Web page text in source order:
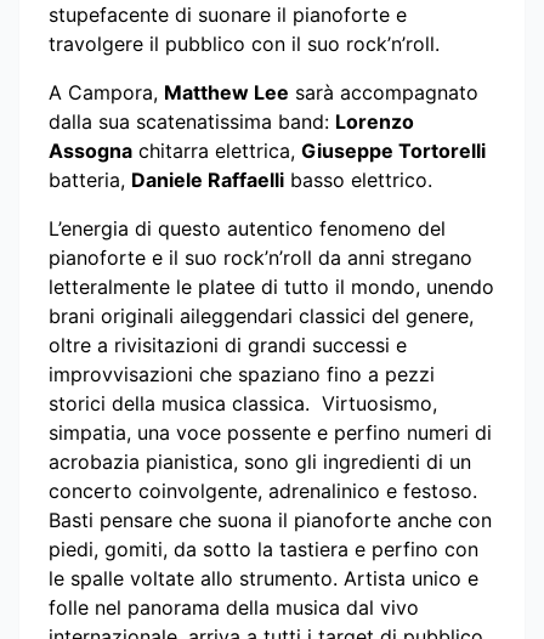
stupefacente di suonare il pianoforte e
travolgere il pubblico con il suo rock’n’roll.
A Campora, Matthew Lee sarà accompagnato
dalla sua scatenatissima band: Lorenzo
Assogna chitarra elettrica, Giuseppe Tortorelli
batteria, Daniele Raffaelli basso elettrico.
L’energia di questo autentico fenomeno del
pianoforte e il suo rock’n’roll da anni stregano
letteralmente le platee di tutto il mondo, unendo
brani originali aileggendari classici del genere,
oltre a rivisitazioni di grandi successi e
improvvisazioni che spaziano fino a pezzi
storici della musica classica. Virtuosismo,
simpatia, una voce possente e perfino numeri di
acrobazia pianistica, sono gli ingredienti di un
concerto coinvolgente, adrenalinico e festoso.
Basti pensare che suona il pianoforte anche con
piedi, gomiti, da sotto la tastiera e perfino con
le spalle voltate allo strumento. Artista unico e
folle nel panorama della musica dal vivo